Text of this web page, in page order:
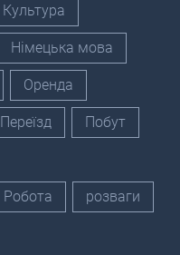
Культура
Німецька мова
Оренда
Переїзд Побут
Робота розваги